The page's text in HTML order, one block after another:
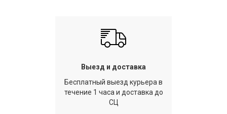
Выезд и доставка
Бесплатный выезд курьера в
течение 1 часа и доставка до
СЦ